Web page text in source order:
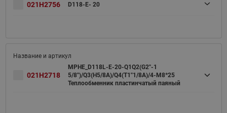
021H2756 D118-E- 20
021H2718
MPHE_D118L-E-20-Q1Q2(G2''-1
5/8'')/Q3(H5/8A)/Q4(T1''1/8A)/4-M8*25
Теплообменник пластинчатый паяный